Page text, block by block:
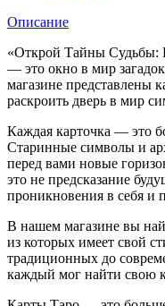
Описание
«Открой Тайны Судьбы:
— это окно в мир
магазине представлены
раскроить дверь в мир
Каждая карточка — это
Старинные символы и
перед вами новые
это не предсказание
проникновения в себя и
В нашем магазине вы
из которых имеет свой
традиционных до
каждый мог найти свою